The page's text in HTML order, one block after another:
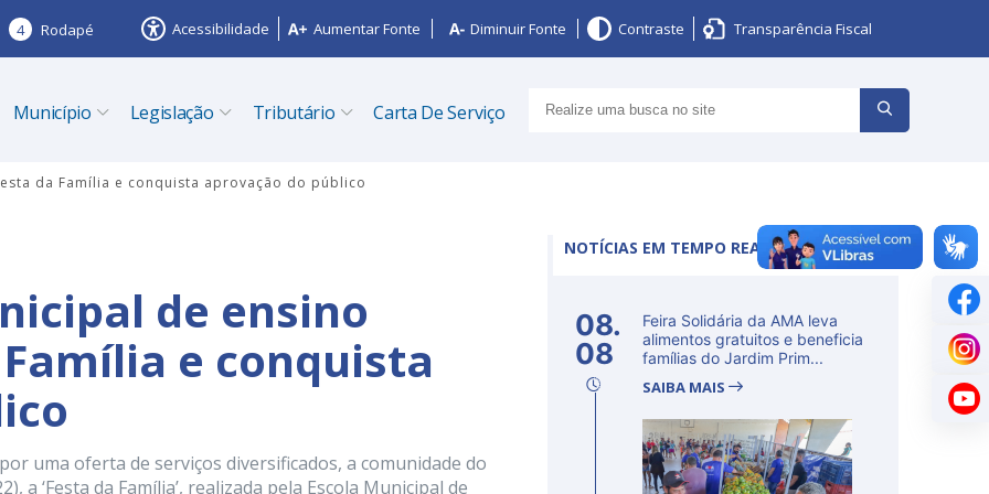
4 Rodapé Acessibilidade Aumentar Fonte Diminuir Fonte Contraste Transparência Fiscal
Município Legislação Tributário Carta De Serviço
da Família e conquista aprovação do público
de ensino
e conquista
uma oferta de serviços diversificados, a comunidade do
‘Festa da Família’, realizada pela Escola Municipal de
NOTÍCIAS EM TEMPO REAL
08.
08
Feira Solidária da AMA leva
alimentos gratuitos e beneficia
famílias do Jardim Prim...
SAIBA MAIS